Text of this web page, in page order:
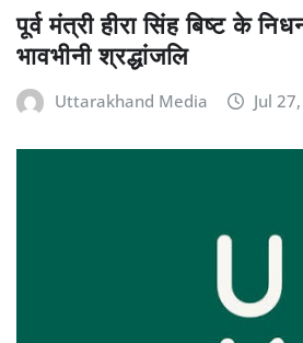
पूर्व मंत्री हीरा सिंह बिष्ट के
भावभीनी श्रद्धांजलि
Uttarakhand Media Jul